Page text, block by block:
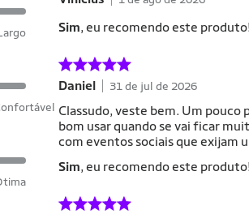
Sim, eu recomendo este produto!
Daniel 31 de jul de 2026
Classudo, veste bem. Um pouco
bom usar quando se vai ficar
com eventos sociais que exijam
Sim, eu recomendo este produto!